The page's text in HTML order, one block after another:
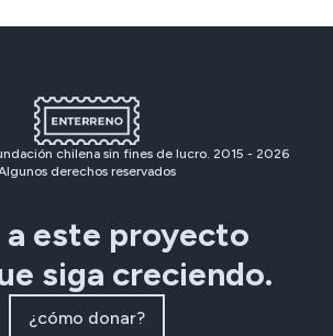
chilena sin fines de lucro. 2015 - 2026
derechos reservados
a este proyecto
siga creciendo.
¿cómo donar?